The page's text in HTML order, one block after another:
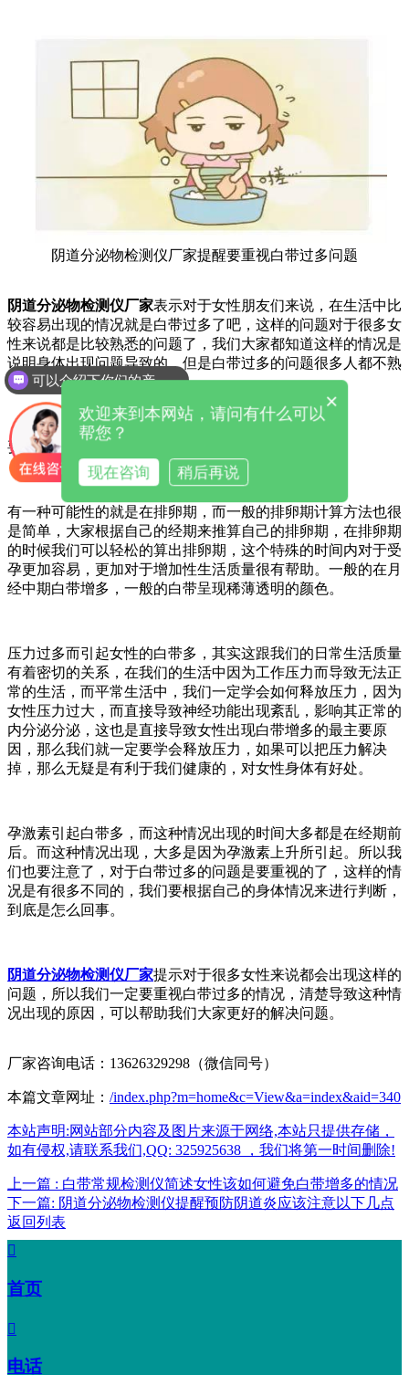
阴道分泌物检测仪厂家提醒要重视白带过多问题
阴道分泌物检测仪厂家表示对于女性朋友们来说，在生活中比
较容易出现的情况就是白带过多了吧，这样的问题对于很多女
性来说都是比较熟悉的问题了，我们大家都知道这样的情况是
说明身体出现问题导致的，但是白带过多的问题很多人都不熟
悉。
要重视白带过多问题
有一种可能性的就是在排卵期，而一般的排卵期计算方法也很
是简单，大家根据自己的经期来推算自己的排卵期，在排卵期
的时候我们可以轻松的算出排卵期，这个特殊的时间内对于受
孕更加容易，更加对于增加性生活质量很有帮助。一般的在月
经中期白带增多，一般的白带呈现稀薄透明的颜色。
压力过多而引起女性的白带多，其实这跟我们的日常生活质量
有着密切的关系，在我们的生活中因为工作压力而导致无法正
常的生活，而平常生活中，我们一定学会如何释放压力，因为
女性压力过大，而直接导致神经功能出现紊乱，影响其正常的
内分泌分泌，这也是直接导致女性出现白带增多的最主要原
因，那么我们就一定要学会释放压力，如果可以把压力解决
掉，那么无疑是有利于我们健康的，对女性身体有好处。
孕激素引起白带多，而这种情况出现的时间大多都是在经期前
后。而这种情况出现，大多是因为孕激素上升所引起。所以我
们也要注意了，对于白带过多的问题是要重视的了，这样的情
况是有很多不同的，我们要根据自己的身体情况来进行判断，
到底是怎么回事。
阴道分泌物检测仪厂家提示对于很多女性来说都会出现这样的
问题，所以我们一定要重视白带过多的情况，清楚导致这种情
况出现的原因，可以帮助我们大家更好的解决问题。
厂家咨询电话：13626329298（微信同号）
本篇文章网址： /index.php?m=home&c=View&a=index&aid=340
本站声明:网站部分内容及图片来源于网络,本站只提供存储，
如有侵权,请联系我们,QQ: 325925638 ，我们将第一时间删除!
上一篇 : 白带常规检测仪简述女性该如何避免白带增多的情况
下一篇: 阴道分泌物检测仪提醒预防阴道炎应该注意以下几点
返回列表

首页

电话
可以介绍下你们的产品么
×
欢迎来到本网站，请问有什么可以
帮您？
现在咨询 稍后再说